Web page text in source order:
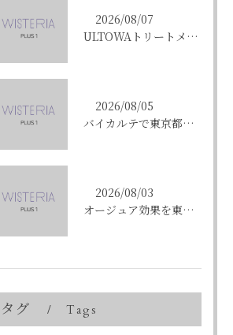
2026/08/07
ULTOWAトリートメントで東京都中央区銀座の髪質改善を目指す人への効果と選び方ガイド
2026/08/05
バイカルテで東京都中央区銀座のエイジングケア悩みを解決する方法と正規品選びのポイント
2026/08/03
オージュア効果を東京都中央区銀座で実感する選び方と購入ポイント
タグ Tags